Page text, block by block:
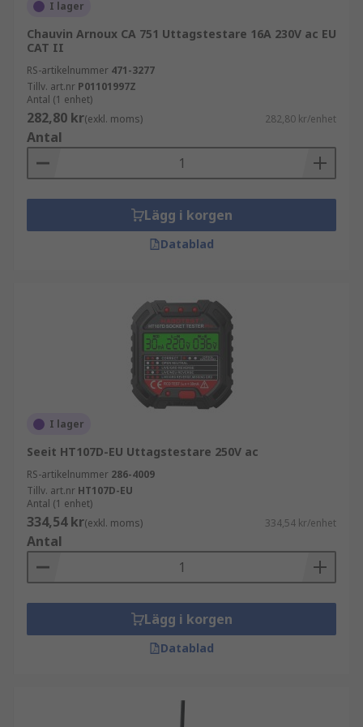
Avancerade modeller mäter även spänning
och jordfelsfunktion
Uttagsprovare med RCD-test kontrollerar
jordfelsbrytare
Multifunktionella testare kombinerar flera
testfunktioner
För arbete i installationer med höga
säkerhetskrav är modeller med RCD-test särskilt
Viktiga specifikationer att jämföra
kompatibilitet med uttagstyp
testfunktioner, exempelvis
jordfelsbrytartest
tydlighet i indikering och display
noggrannhet och säkerhetsklassning
användarvänlighet och portabilitet
Rätt specifikationer säkerställer snabb och
tillförlitlig kontroll.
Fördelar med professionella uttagsprovare
Uttagsprovare gör det möjligt att snabbt verifiera
att elinstallationer är säkra och korrekt
kopplade. De minskar risken för felkopplingar
och bidrar till en trygg arbetsmiljö. Den enkla
I lager
Chauvin Arnoux CA 751 Uttagstestare 16A 230V ac EU
CAT II
RS-artikelnummer 471-3277
Tillv. art.nr P01101997Z
Antal (1 enhet)
282,80 kr(exkl. moms) 282,80 kr/enhet
Antal
Lägg i korgen
Datablad
I lager
Seeit HT107D-EU Uttagstestare 250V ac
RS-artikelnummer 286-4009
Tillv. art.nr HT107D-EU
Antal (1 enhet)
334,54 kr(exkl. moms) 334,54 kr/enhet
Antal
Lägg i korgen
Datablad